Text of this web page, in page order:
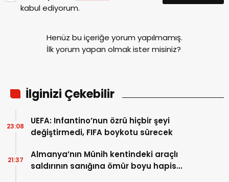
kabul ediyorum.
Henüz bu içeriğe yorum yapılmamış.
İlk yorum yapan olmak ister misiniz?
İlginizi Çekebilir
UEFA: Infantino’nun özrü hiçbir şeyi
değiştirmedi, FIFA boykotu sürecek
23:08
Almanya’nın Münih kentindeki araçlı
saldırının sanığına ömür boyu hapis
21:37